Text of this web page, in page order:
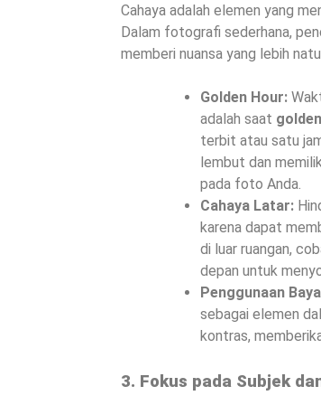
Cahaya adalah elemen yang
Dalam fotografi sederhana,
memberi nuansa yang lebih
Golden Hour:
adalah saat
terbit atau satu
lembut dan
pada foto Anda.
Cahaya Latar:
karena dapat
di luar ruangan,
depan untuk
Penggunaan
sebagai elemen
kontras,
3. Fokus pada Subjek